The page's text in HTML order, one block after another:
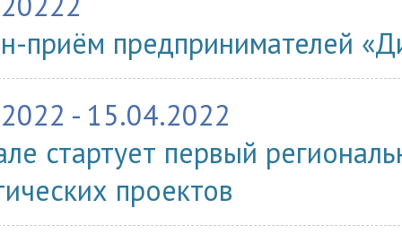
приём предпринимателей
- 15.04.2022
стартует первый
проектов